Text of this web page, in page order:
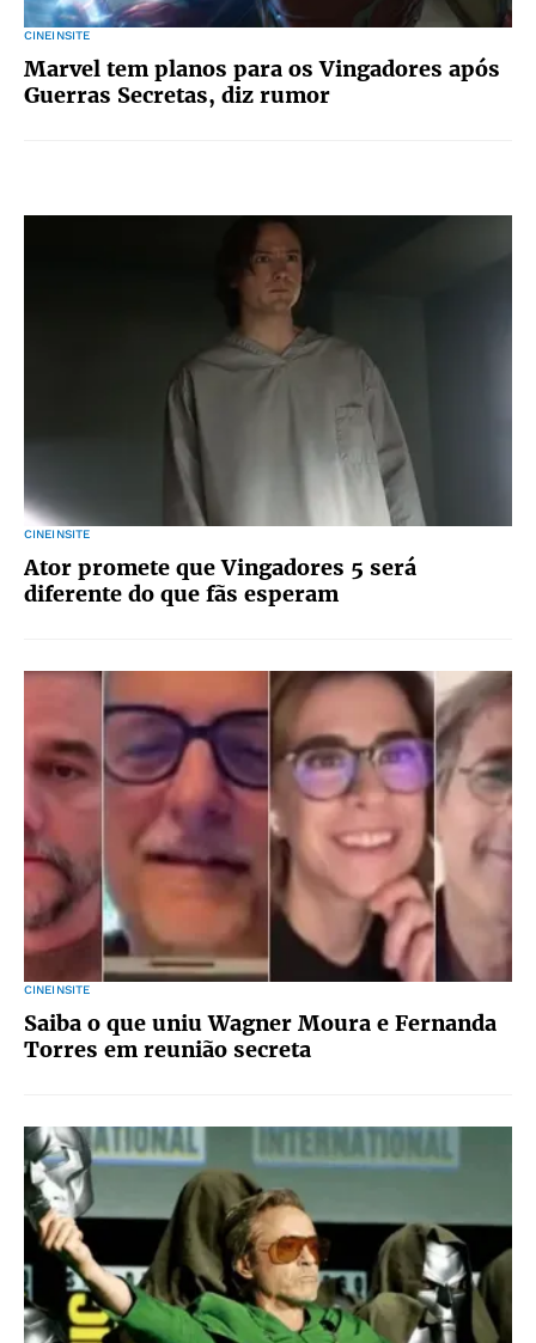
CINEINSITE
Marvel tem planos para os Vingadores após
Guerras Secretas, diz rumor
CINEINSITE
Ator promete que Vingadores 5 será
diferente do que fãs esperam
CINEINSITE
Saiba o que uniu Wagner Moura e Fernanda
Torres em reunião secreta